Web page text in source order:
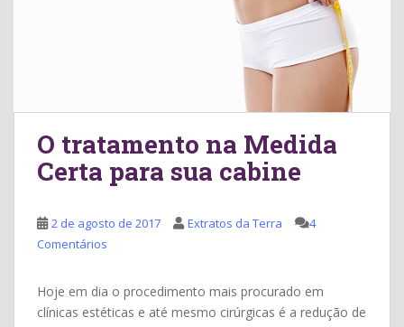
O tratamento na Medida
Certa para sua cabine
2 de agosto de 2017 Extratos da Terra
4
Comentários
Hoje em dia o procedimento mais procurado em
clínicas estéticas e até mesmo cirúrgicas é a redução de